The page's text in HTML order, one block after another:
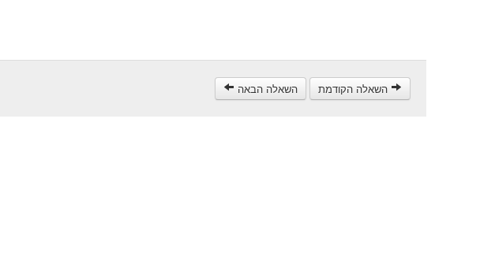
השאלה הקודמת השאלה הבאה